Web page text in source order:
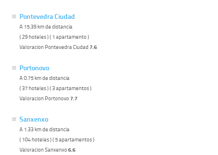
Pontevedra Ciudad
A 15.39 km de distancia
( 29 hoteles ) ( 1 apartamento )
Valoracion Pontevedra Ciudad 7.6
Portonovo
A 0.75 km de distancia
( 37 hoteles ) ( 3 apartamentos )
Valoracion Portonovo7.7
Sanxenxo
A 1.33 km de distancia
( 104 hoteles ) ( 5 apartamentos )
Valoracion Sanxenxo6.6